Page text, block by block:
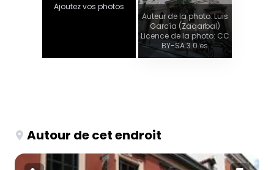
Ajoutez vos photos
Auteur de la photo: Luis
García (Zaqarbal)
Licence de la photo: CC
BY-SA 3.0 es
Autour de cet endroit